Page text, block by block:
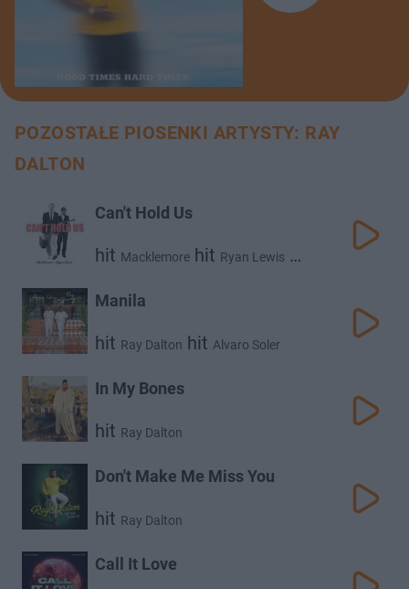
POZOSTAŁE PIOSENKI ARTYSTY: RAY
DALTON
Can't Hold Us
hit Macklemore hit Ryan Lewis hit
Manila
hit Ray Dalton hit Alvaro Soler
In My Bones
hit Ray Dalton
Don't Make Me Miss You
hit Ray Dalton
Call It Love